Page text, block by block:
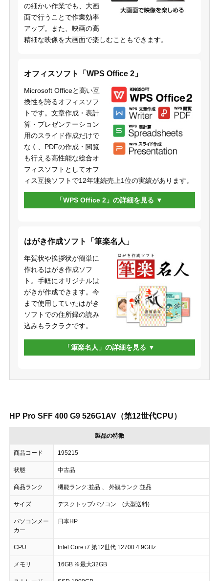
の細かい作業でも、大画
面で行うことで作業効率
アップ。また、映画の高
精細な映像を大画面で楽しむこともできます。
オフィスソフト「WPS Office 2」
Microsoft Officeと高い互
換性を誇るオフィスソフ
トです。文章作成・表計
算・プレゼンテーション
用のスライド作成だけで
なく、PDFの作成・閲覧
も行える高性能な総合オ
フィスソフトとしてオフ
ィス互換ソフトで12年連続売上1位の実績があります。
「WPS Office 2」の詳細を見る
はがき作成ソフト「筆楽名人」
年賀状や挨拶状が簡単に
作れるはがき作成ソフ
ト。手軽にオリジナルは
がきが作成できます。今
まで使用していたはがき
ソフトでの住所録の読み
込みもラクラクです。
「筆楽名人」の詳細を見る
HP Pro SFF 400 G9 526G1AV（第12世代CPU）
製品の特徴
商品コード 195215
状態 中古品
商品ランク 機能ランク:並品 、 外観ランク:並品
サイズ デスクトップパソコン (大型送料)
パソコンメー
カー
日本HP
CPU Intel Core i7 第12世代 12700 4.9GHz
メモリ 16GB ※最大32GB